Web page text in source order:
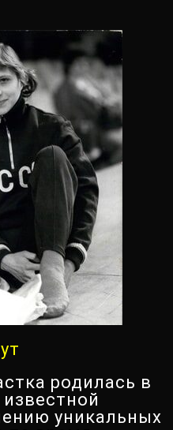
родилась в
уникальных